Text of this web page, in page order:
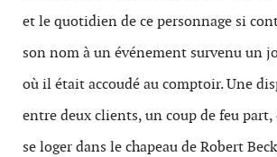
et le quotidien de ce personnage si
son nom à un événement survenu un
où il était accoudé au comptoir. Une
entre deux clients, un coup de feu
se loger dans le chapeau de Robert